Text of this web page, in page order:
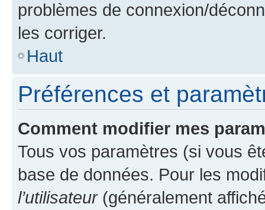
problèmes de connexion/
les corriger.
Haut
Préférences et
Comment modifier mes
Tous vos paramètres (si vous
base de données. Pour les
l’utilisateur(généralement